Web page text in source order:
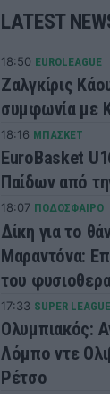
LATEST
18:50 EUROLEAGUE
Ζαλγκίρις
συμφωνία με
18:16 ΜΠΑΣΚΕΤ
EuroBasket
Παίδων από
18:07 ΠΟΔΟΣΦΑΙΡΟ
Δίκη για το
Μαραντόνα:
του
17:33 SUPER LEAGUE
Ολυμπιακός:
Λόμπο ντε
Ρέτσο